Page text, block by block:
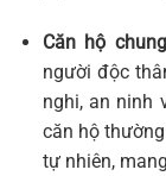
Căn hộ
người độc
nghi, an ninh
căn hộ
tự nhiên,